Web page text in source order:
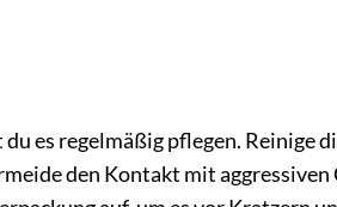
es regelmäßig pflegen. Reinige
den Kontakt mit